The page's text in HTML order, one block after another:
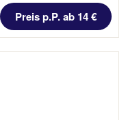
Preis p.P. ab 14 €